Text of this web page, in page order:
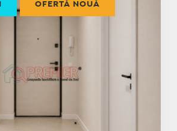
OFERTĂ NOUĂ